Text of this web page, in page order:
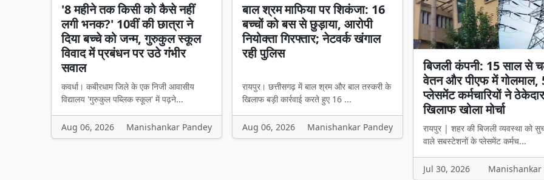
'8 महीने तक किसी को कैसे नहीं
लगी भनक?' 10वीं की छात्रा ने
दिया बच्चे को जन्म, गुरुकुल स्कूल
विवाद में प्रबंधन पर उठे गंभीर
सवाल
कवर्धा। कबीरधाम जिले के एक निजी आवासीय
विद्यालय 'गुरुकुल पब्लिक स्कूल' में पढ़ने...
Aug 06, 2026 Manishankar Pandey
बाल श्रम माफिया पर शिकंजा: 16
बच्चों को बस से छुड़ाया, आरोपी
नियोक्ता गिरफ्तार; नेटवर्क खंगाल
रही पुलिस
रायपुर। छत्तीसगढ़ में बाल श्रम और बाल तस्करी के
खिलाफ बड़ी कार्रवाई करते हुए 16 ...
Aug 06, 2026 Manishankar Pandey
बिजली कंपनी: 15 साल से
वेतन और पीएफ में गोलमाल,
प्लेसमेंट कर्मचारियों ने
खिलाफ खोला मोर्चा
रायपुर | शहर की बिजली व्यवस्था को
वाले सबस्टेशनों के प्लेसमेंट कर्मच...
Jul 30, 2026 Manishankar